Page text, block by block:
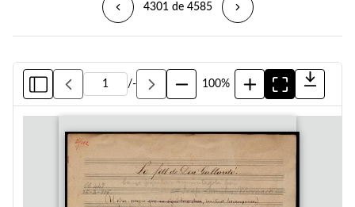
4301 de 4585
/- 100%